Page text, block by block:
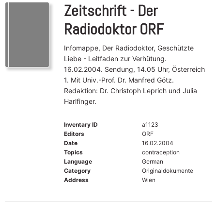
Zeitschrift - Der
Radiodoktor ORF
Infomappe, Der Radiodoktor, Geschützte
Liebe - Leitfaden zur Verhütung.
16.02.2004. Sendung, 14.05 Uhr, Österreich
1. Mit Univ.-Prof. Dr. Manfred Götz.
Redaktion: Dr. Christoph Leprich und Julia
Harlfinger.
Inventary ID
a1123
Editors
ORF
Date
16.02.2004
Topics
contraception
Language
German
Category
Originaldokumente
Address
Wien